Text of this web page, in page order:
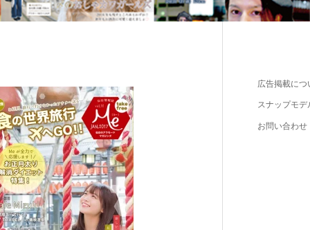
広告掲載につ
スナップモデ
お問い合わせ